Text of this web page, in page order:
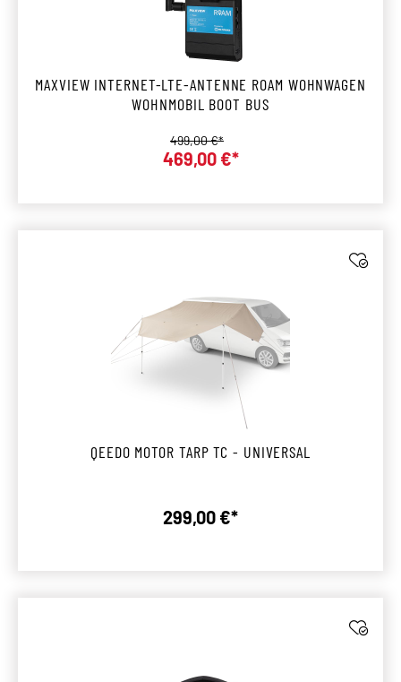
MAXVIEW INTERNET-LTE-ANTENNE ROAM WOHNWAGEN
WOHNMOBIL BOOT BUS
Verkaufspreis:
469,00 €*
Regulärer Preis:
499,00 €*
QEEDO MOTOR TARP TC - UNIVERSAL
Regulärer Preis:
299,00 €*